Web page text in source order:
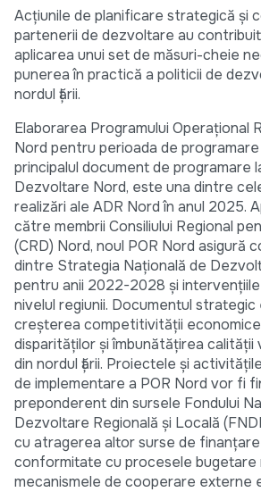
Acțiunile de planificare strategică și
partenerii de dezvoltare au
aplicarea unui set de măsuri-cheie
punerea în practică a politicii de
nordul țării.
Elaborarea Programului Operațional
Nord pentru perioada de
principalul document de programare
Dezvoltare Nord, este una dintre
realizări ale ADR Nord în anul 2025.
către membrii Consiliului Regional
(CRD) Nord, noul POR Nord asigură
dintre Strategia Națională de
pentru anii 2022-2028 și
nivelul regiunii. Documentul
creșterea competitivității
disparităților și îmbunătățirea
din nordul țării. Proiectele și
de implementare a POR Nord vor fi
preponderent din sursele Fondului
Dezvoltare Regională și Locală
cu atragerea altor surse de
conformitate cu procesele bugetare
mecanismele de cooperare externe